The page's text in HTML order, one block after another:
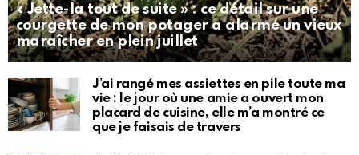
« Jette-la tout de suite » : ce détail sur une
courgette de mon potager a alarmé un vieux
maraîcher en plein juillet
J’ai rangé mes assiettes en pile toute ma
vie : le jour où une amie a ouvert mon
placard de cuisine, elle m’a montré ce
que je faisais de travers